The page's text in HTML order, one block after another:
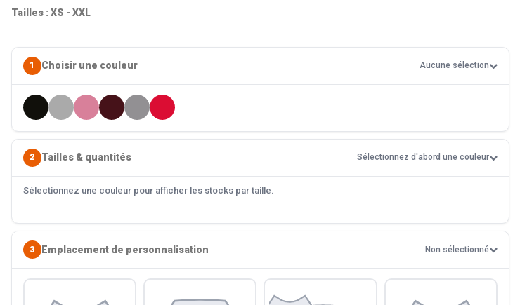
Tailles : XS - XXL
1 Choisir une couleur Aucune sélection
2 Tailles & quantités Sélectionnez d'abord une couleur
Sélectionnez une couleur pour afficher les stocks par taille.
3 Emplacement de personnalisation Non sélectionné